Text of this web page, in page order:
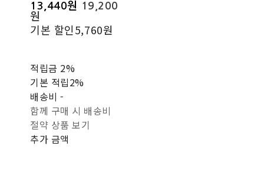
13,440원
19,200
원
기본 할인5,760원
적립금 2%
기본 적립2%
배송비-
함께 구매 시 배송비
절약 상품 보기
추가 금액